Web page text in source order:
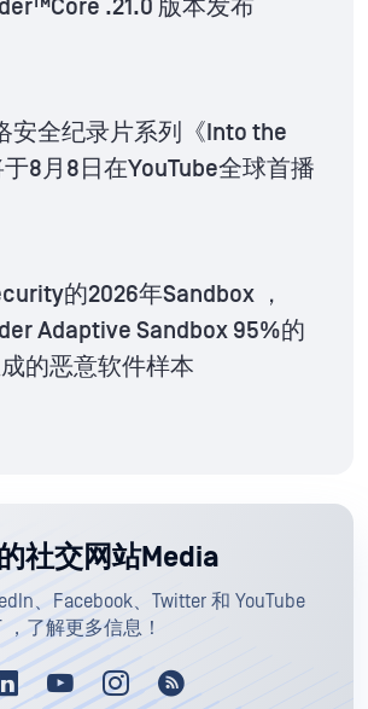
.21.0 版本发布
安全纪录片系列《Into the
8月8日在YouTube全球首播
的2026年Sandbox ，
Adaptive Sandbox 95%的
的恶意软件样本
社交网站Media
、Facebook、Twitter 和 YouTube
，了解更多信息！